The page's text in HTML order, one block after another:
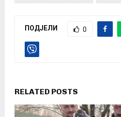
ПОДЈЕЛИ 0
RELATED POSTS